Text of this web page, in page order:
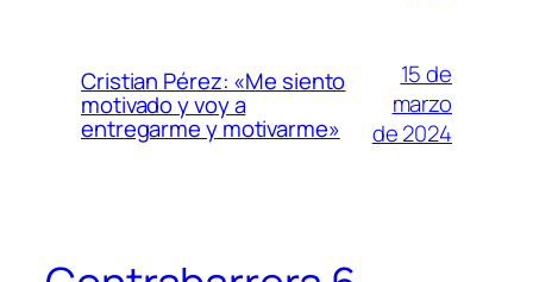
Cristian Pérez: «Me siento
motivado y voy a
entregarme y motivarme»
15 de
marzo
de 2024